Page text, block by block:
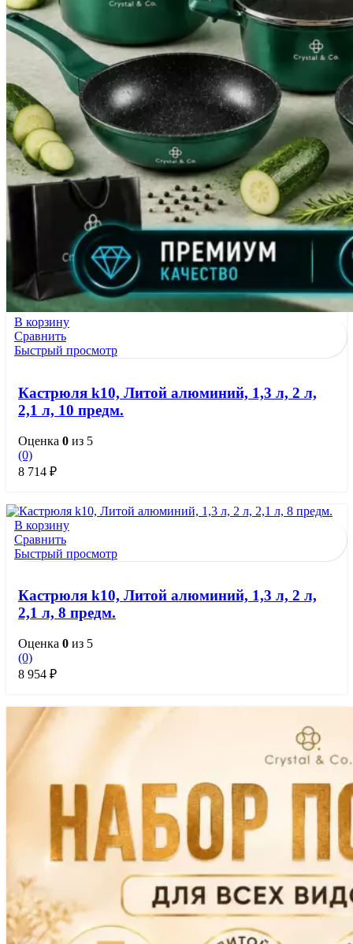
В корзину
Сравнить
Быстрый просмотр
Кастрюля k10, Литой алюминий, 1,3 л, 2 л,
2,1 л, 10 предм.
Оценка 0 из 5
(0)
8 714 ₽
В корзину
Сравнить
Быстрый просмотр
Кастрюля k10, Литой алюминий, 1,3 л, 2 л,
2,1 л, 8 предм.
Оценка 0 из 5
(0)
8 954 ₽